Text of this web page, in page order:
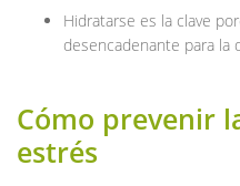
Hidratarse es la clave
desencadenante para la
Cómo prevenir
estrés